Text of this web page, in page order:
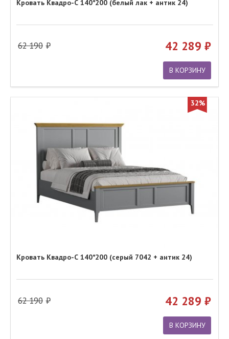
Кровать Квадро-С 140*200 (белый лак + антик 24)
62 190 42 289
В КОРЗИНУ
32%
Кровать Квадро-С 140*200 (серый 7042 + антик 24)
62 190 42 289
В КОРЗИНУ